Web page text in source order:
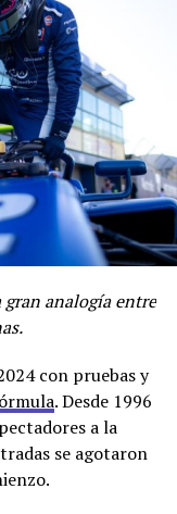
analogía entre
con pruebas y
. Desde 1996
a la
se agotaron